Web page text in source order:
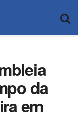
da
em